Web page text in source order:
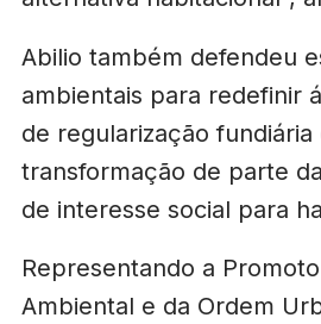
Abilio também defendeu
ambientais para redefinir
de regularização fundiária
transformação de parte
de interesse social para
Representando a
Ambiental e da Ordem